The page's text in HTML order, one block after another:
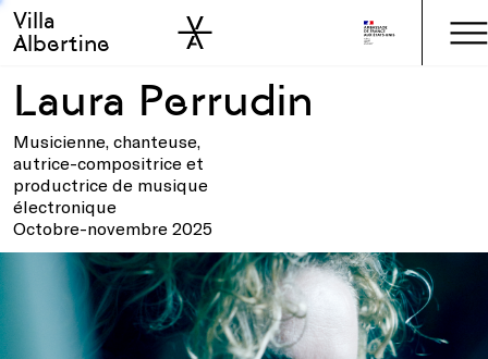
Skip to main
Skip to sidebar
Villa
Albertine
Laura Perrudin
Musicienne, chanteuse,
autrice-compositrice et
productrice de musique
électronique
Octobre-novembre 2025